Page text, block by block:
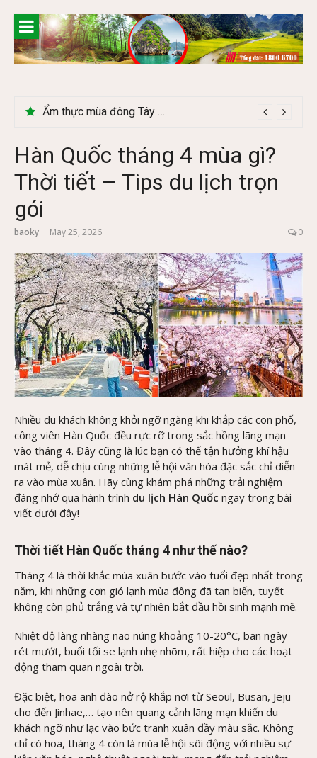
content
Lễ 2/9 có phải mùa du lịch Hà Giang đẹp không?
Hàn Quốc tháng 4 mùa gì?
Thời tiết – Tips du lịch trọn
gói
baoky May 25, 2026 0
Nhiều du khách không khỏi ngỡ ngàng khi khắp các con phố,
công viên Hàn Quốc đều rực rỡ trong sắc hồng lãng mạn
vào tháng 4. Đây cũng là lúc bạn có thể tận hưởng khí hậu
mát mẻ, dễ chịu cùng những lễ hội văn hóa đặc sắc chỉ diễn
ra vào mùa xuân. Hãy cùng khám phá những trải nghiệm
đáng nhớ qua hành trình du lịch Hàn Quốc ngay trong bài
viết dưới đây!
Thời tiết Hàn Quốc tháng 4 như thế nào?
Tháng 4 là thời khắc mùa xuân bước vào tuổi đẹp nhất trong
năm, khi những cơn gió lạnh mùa đông đã tan biến, tuyết
không còn phủ trắng và tự nhiên bắt đầu hồi sinh mạnh mẽ.
Nhiệt độ làng nhàng nao núng khoảng 10-20°C, ban ngày
rét mướt, buổi tối se lạnh nhẹ nhõm, rất hiệp cho các hoạt
động tham quan ngoài trời.
Đặc biệt, hoa anh đào nở rộ khắp nơi từ Seoul, Busan, Jeju
cho đến Jinhae,… tạo nên quang cảnh lãng mạn khiến du
khách ngỡ như lạc vào bức tranh xuân đầy màu sắc. Không
chỉ có hoa, tháng 4 còn là mùa lễ hội sôi động với nhiều sự